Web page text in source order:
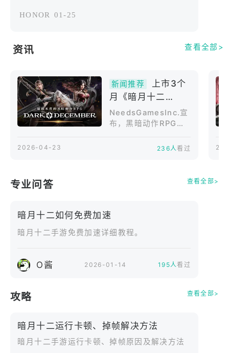
以强力的减益效果与召唤魔法为核心，打造稳定却极
■ 主要玩法
只有证明过实力的存在才能踏入此地。
探索这片危险地城，选择不同区域与等级对应的难
度，夺取更丰厚的奖励。
在混沌深渊中，不定时出现的混沌神域正等待你的挑
讨伐前所未见的强大Boss，获取珍稀的货币与材料。
挑战来自各个区域汇聚而成的强大战斗Boss。
针对每位 Boss 制定策略，击败你的敌人。
4. 生存到最后的勇者——次元裂缝：贝勒斯
与最多 4 名伙伴携手合作，一同突破到最后。
■ 探险指南
HONOR 01-25
资讯 查看全部>
新闻推荐
上市3个
月《暗月十二
Dark
December》宣布
NeedsGamesInc.宣
布，黑暗动作RPG
ember》（PC／iOS
俐落动作、并采用自
由视角的动作RPG，
其故事背景设定在
找属于邪神「塞彭
作带来的
2026-04-23 236人看过
专业问答 查看全部>
暗月十二如何免费加速
暗月十二手游免费加速详细教程。
O酱 2026-01-14 195人看过
攻略 查看全部>
暗月十二运行卡顿、掉帧解决方法
暗月十二手游运行卡顿、掉帧原因及解决方法